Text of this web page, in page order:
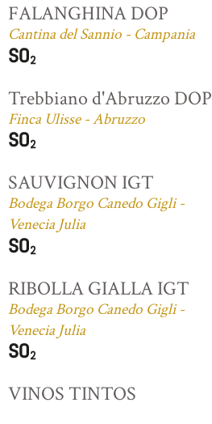
FALANGHINA DOP
Cantina del Sannio - Campania
Trebbiano d'Abruzzo DOP
Finca Ulisse - Abruzzo
SAUVIGNON IGT
Bodega Borgo Canedo Gigli -
Venecia Julia
RIBOLLA GIALLA IGT
Bodega Borgo Canedo Gigli -
Venecia Julia
VINOS TINTOS